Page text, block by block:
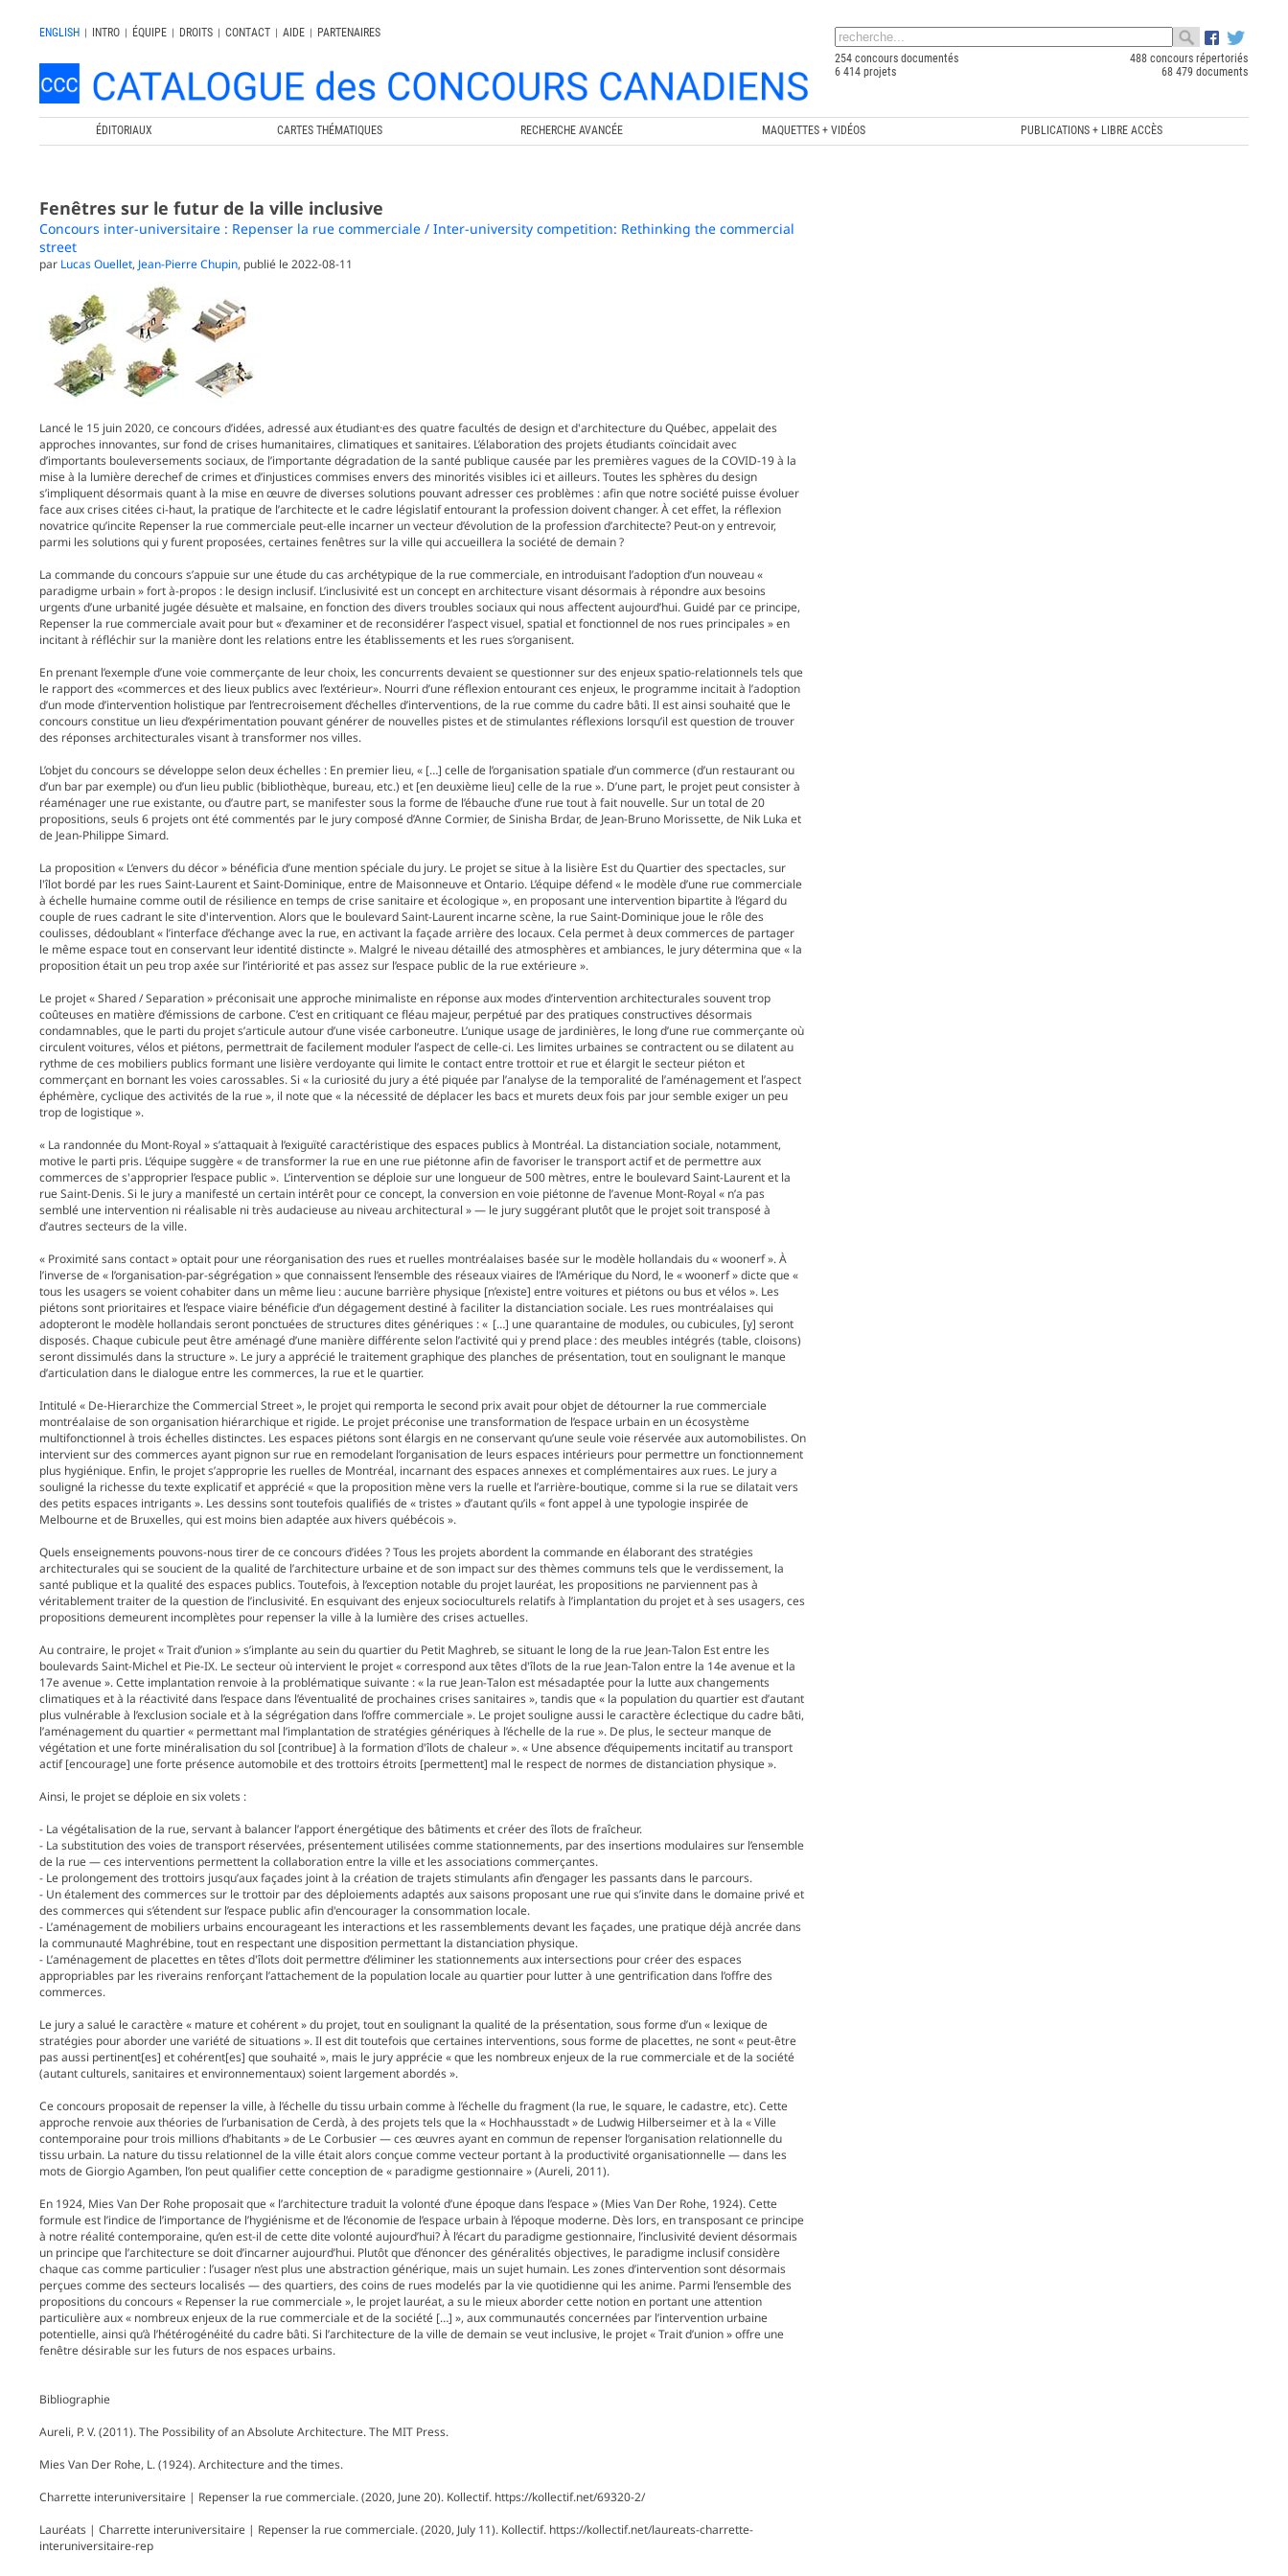
ENGLISH | INTRO | ÉQUIPE | DROITS | CONTACT | AIDE |
PARTENAIRES
254 concours documentés
488 concours répertoriés
6 414 projets
68 479 documents
ÉDITORIAUX CARTES THÉMATIQUES RECHERCHE AVANCÉE MAQUETTES + VIDÉOS PUBLICATIONS + LIBRE ACCÈS
Fenêtres sur le futur de la ville inclusive
Concours inter-universitaire : Repenser la rue commerciale / Inter-university competition: Rethinking the commercial
street
par Lucas Ouellet, Jean-Pierre Chupin, publié le 2022-08-11
Lancé le 15 juin 2020, ce concours d’idées, adressé aux étudiant·es des quatre facultés de design et d'architecture du Québec, appelait des
approches innovantes, sur fond de crises humanitaires, climatiques et sanitaires. L’élaboration des projets étudiants coïncidait avec
d’importants bouleversements sociaux, de l’importante dégradation de la santé publique causée par les premières vagues de la COVID-19 à la
mise à la lumière derechef de crimes et d’injustices commises envers des minorités visibles ici et ailleurs. Toutes les sphères du design
s’impliquent désormais quant à la mise en œuvre de diverses solutions pouvant adresser ces problèmes : afin que notre société puisse évoluer
face aux crises citées ci-haut, la pratique de l’architecte et le cadre législatif entourant la profession doivent changer. À cet effet, la réflexion
novatrice qu’incite Repenser la rue commerciale peut-elle incarner un vecteur d’évolution de la profession d’architecte? Peut-on y entrevoir,
parmi les solutions qui y furent proposées, certaines fenêtres sur la ville qui accueillera la société de demain ?
La commande du concours s’appuie sur une étude du cas archétypique de la rue commerciale, en introduisant l’adoption d’un nouveau «
paradigme urbain » fort à-propos : le design inclusif. L’inclusivité est un concept en architecture visant désormais à répondre aux besoins
urgents d’une urbanité jugée désuète et malsaine, en fonction des divers troubles sociaux qui nous affectent aujourd’hui. Guidé par ce principe,
Repenser la rue commerciale avait pour but « d’examiner et de reconsidérer l’aspect visuel, spatial et fonctionnel de nos rues principales » en
incitant à réfléchir sur la manière dont les relations entre les établissements et les rues s’organisent.
En prenant l’exemple d’une voie commerçante de leur choix, les concurrents devaient se questionner sur des enjeux spatio-relationnels tels que
le rapport des «commerces et des lieux publics avec l’extérieur». Nourri d’une réflexion entourant ces enjeux, le programme incitait à l’adoption
d’un mode d’intervention holistique par l’entrecroisement d’échelles d’interventions, de la rue comme du cadre bâti. Il est ainsi souhaité que le
concours constitue un lieu d’expérimentation pouvant générer de nouvelles pistes et de stimulantes réflexions lorsqu’il est question de trouver
des réponses architecturales visant à transformer nos villes.
L’objet du concours se développe selon deux échelles : En premier lieu, « […] celle de l’organisation spatiale d’un commerce (d’un restaurant ou
d’un bar par exemple) ou d’un lieu public (bibliothèque, bureau, etc.) et [en deuxième lieu] celle de la rue ». D’une part, le projet peut consister à
réaménager une rue existante, ou d’autre part, se manifester sous la forme de l’ébauche d’une rue tout à fait nouvelle. Sur un total de 20
propositions, seuls 6 projets ont été commentés par le jury composé d’Anne Cormier, de Sinisha Brdar, de Jean-Bruno Morissette, de Nik Luka et
de Jean-Philippe Simard.
La proposition « L’envers du décor » bénéficia d’une mention spéciale du jury. Le projet se situe à la lisière Est du Quartier des spectacles, sur
l'îlot bordé par les rues Saint-Laurent et Saint-Dominique, entre de Maisonneuve et Ontario. L’équipe défend « le modèle d’une rue commerciale
à échelle humaine comme outil de résilience en temps de crise sanitaire et écologique », en proposant une intervention bipartite à l’égard du
couple de rues cadrant le site d'intervention. Alors que le boulevard Saint-Laurent incarne scène, la rue Saint-Dominique joue le rôle des
coulisses, dédoublant « l’interface d’échange avec la rue, en activant la façade arrière des locaux. Cela permet à deux commerces de partager
le même espace tout en conservant leur identité distincte ». Malgré le niveau détaillé des atmosphères et ambiances, le jury détermina que « la
proposition était un peu trop axée sur l’intériorité et pas assez sur l’espace public de la rue extérieure ».
Le projet « Shared / Separation » préconisait une approche minimaliste en réponse aux modes d’intervention architecturales souvent trop
coûteuses en matière d’émissions de carbone. C’est en critiquant ce fléau majeur, perpétué par des pratiques constructives désormais
condamnables, que le parti du projet s’articule autour d’une visée carboneutre. L’unique usage de jardinières, le long d’une rue commerçante où
circulent voitures, vélos et piétons, permettrait de facilement moduler l’aspect de celle-ci. Les limites urbaines se contractent ou se dilatent au
rythme de ces mobiliers publics formant une lisière verdoyante qui limite le contact entre trottoir et rue et élargit le secteur piéton et
commerçant en bornant les voies carossables. Si « la curiosité du jury a été piquée par l’analyse de la temporalité de l’aménagement et l’aspect
éphémère, cyclique des activités de la rue », il note que « la nécessité de déplacer les bacs et murets deux fois par jour semble exiger un peu
trop de logistique ».
« La randonnée du Mont-Royal » s’attaquait à l’exiguïté caractéristique des espaces publics à Montréal. La distanciation sociale, notamment,
motive le parti pris. L’équipe suggère « de transformer la rue en une rue piétonne afin de favoriser le transport actif et de permettre aux
commerces de s'approprier l’espace public ». L’intervention se déploie sur une longueur de 500 mètres, entre le boulevard Saint-Laurent et la
rue Saint-Denis. Si le jury a manifesté un certain intérêt pour ce concept, la conversion en voie piétonne de l’avenue Mont-Royal « n’a pas
semblé une intervention ni réalisable ni très audacieuse au niveau architectural » — le jury suggérant plutôt que le projet soit transposé à
d’autres secteurs de la ville.
« Proximité sans contact » optait pour une réorganisation des rues et ruelles montréalaises basée sur le modèle hollandais du « woonerf ». À
l’inverse de « l’organisation-par-ségrégation » que connaissent l’ensemble des réseaux viaires de l’Amérique du Nord, le « woonerf » dicte que «
tous les usagers se voient cohabiter dans un même lieu : aucune barrière physique [n’existe] entre voitures et piétons ou bus et vélos ». Les
piétons sont prioritaires et l’espace viaire bénéficie d’un dégagement destiné à faciliter la distanciation sociale. Les rues montréalaises qui
adopteront le modèle hollandais seront ponctuées de structures dites génériques : « […] une quarantaine de modules, ou cubicules, [y] seront
disposés. Chaque cubicule peut être aménagé d’une manière différente selon l’activité qui y prend place : des meubles intégrés (table, cloisons)
seront dissimulés dans la structure ». Le jury a apprécié le traitement graphique des planches de présentation, tout en soulignant le manque
d’articulation dans le dialogue entre les commerces, la rue et le quartier.
Intitulé « De-Hierarchize the Commercial Street », le projet qui remporta le second prix avait pour objet de détourner la rue commerciale
montréalaise de son organisation hiérarchique et rigide. Le projet préconise une transformation de l’espace urbain en un écosystème
multifonctionnel à trois échelles distinctes. Les espaces piétons sont élargis en ne conservant qu’une seule voie réservée aux automobilistes. On
intervient sur des commerces ayant pignon sur rue en remodelant l’organisation de leurs espaces intérieurs pour permettre un fonctionnement
plus hygiénique. Enfin, le projet s’approprie les ruelles de Montréal, incarnant des espaces annexes et complémentaires aux rues. Le jury a
souligné la richesse du texte explicatif et apprécié « que la proposition mène vers la ruelle et l’arrière-boutique, comme si la rue se dilatait vers
des petits espaces intrigants ». Les dessins sont toutefois qualifiés de « tristes » d’autant qu’ils « font appel à une typologie inspirée de
Melbourne et de Bruxelles, qui est moins bien adaptée aux hivers québécois ».
Quels enseignements pouvons-nous tirer de ce concours d’idées ? Tous les projets abordent la commande en élaborant des stratégies
architecturales qui se soucient de la qualité de l’architecture urbaine et de son impact sur des thèmes communs tels que le verdissement, la
santé publique et la qualité des espaces publics. Toutefois, à l’exception notable du projet lauréat, les propositions ne parviennent pas à
véritablement traiter de la question de l’inclusivité. En esquivant des enjeux socioculturels relatifs à l’implantation du projet et à ses usagers, ces
propositions demeurent incomplètes pour repenser la ville à la lumière des crises actuelles.
Au contraire, le projet « Trait d’union » s’implante au sein du quartier du Petit Maghreb, se situant le long de la rue Jean-Talon Est entre les
boulevards Saint-Michel et Pie-IX. Le secteur où intervient le projet « correspond aux têtes d'îlots de la rue Jean-Talon entre la 14e avenue et la
17e avenue ». Cette implantation renvoie à la problématique suivante : « la rue Jean-Talon est mésadaptée pour la lutte aux changements
climatiques et à la réactivité dans l’espace dans l’éventualité de prochaines crises sanitaires », tandis que « la population du quartier est d’autant
plus vulnérable à l’exclusion sociale et à la ségrégation dans l’offre commerciale ». Le projet souligne aussi le caractère éclectique du cadre bâti,
l’aménagement du quartier « permettant mal l’implantation de stratégies génériques à l’échelle de la rue ». De plus, le secteur manque de
végétation et une forte minéralisation du sol [contribue] à la formation d'îlots de chaleur ». « Une absence d’équipements incitatif au transport
actif [encourage] une forte présence automobile et des trottoirs étroits [permettent] mal le respect de normes de distanciation physique ».
Ainsi, le projet se déploie en six volets :
- La végétalisation de la rue, servant à balancer l’apport énergétique des bâtiments et créer des îlots de fraîcheur.
- La substitution des voies de transport réservées, présentement utilisées comme stationnements, par des insertions modulaires sur l’ensemble
de la rue — ces interventions permettent la collaboration entre la ville et les associations commerçantes.
- Le prolongement des trottoirs jusqu’aux façades joint à la création de trajets stimulants afin d’engager les passants dans le parcours.
- Un étalement des commerces sur le trottoir par des déploiements adaptés aux saisons proposant une rue qui s’invite dans le domaine privé et
des commerces qui s’étendent sur l’espace public afin d'encourager la consommation locale.
- L’aménagement de mobiliers urbains encourageant les interactions et les rassemblements devant les façades, une pratique déjà ancrée dans
la communauté Maghrébine, tout en respectant une disposition permettant la distanciation physique.
- L’aménagement de placettes en têtes d'îlots doit permettre d’éliminer les stationnements aux intersections pour créer des espaces
appropriables par les riverains renforçant l’attachement de la population locale au quartier pour lutter à une gentrification dans l’offre des
commerces.
Le jury a salué le caractère « mature et cohérent » du projet, tout en soulignant la qualité de la présentation, sous forme d’un « lexique de
stratégies pour aborder une variété de situations ». Il est dit toutefois que certaines interventions, sous forme de placettes, ne sont « peut-être
pas aussi pertinent[es] et cohérent[es] que souhaité », mais le jury apprécie « que les nombreux enjeux de la rue commerciale et de la société
(autant culturels, sanitaires et environnementaux) soient largement abordés ».
Ce concours proposait de repenser la ville, à l’échelle du tissu urbain comme à l’échelle du fragment (la rue, le square, le cadastre, etc). Cette
approche renvoie aux théories de l’urbanisation de Cerdà, à des projets tels que la « Hochhausstadt » de Ludwig Hilberseimer et à la « Ville
contemporaine pour trois millions d’habitants » de Le Corbusier — ces œuvres ayant en commun de repenser l’organisation relationnelle du
tissu urbain. La nature du tissu relationnel de la ville était alors conçue comme vecteur portant à la productivité organisationnelle — dans les
mots de Giorgio Agamben, l’on peut qualifier cette conception de « paradigme gestionnaire » (Aureli, 2011).
En 1924, Mies Van Der Rohe proposait que « l’architecture traduit la volonté d’une époque dans l’espace » (Mies Van Der Rohe, 1924). Cette
formule est l’indice de l’importance de l’hygiénisme et de l’économie de l’espace urbain à l’époque moderne. Dès lors, en transposant ce principe
à notre réalité contemporaine, qu’en est-il de cette dite volonté aujourd’hui? À l’écart du paradigme gestionnaire, l’inclusivité devient désormais
un principe que l’architecture se doit d’incarner aujourd’hui. Plutôt que d’énoncer des généralités objectives, le paradigme inclusif considère
chaque cas comme particulier : l’usager n’est plus une abstraction générique, mais un sujet humain. Les zones d’intervention sont désormais
perçues comme des secteurs localisés — des quartiers, des coins de rues modelés par la vie quotidienne qui les anime. Parmi l’ensemble des
propositions du concours « Repenser la rue commerciale », le projet lauréat, a su le mieux aborder cette notion en portant une attention
particulière aux « nombreux enjeux de la rue commerciale et de la société […] », aux communautés concernées par l’intervention urbaine
potentielle, ainsi qu’à l’hétérogénéité du cadre bâti. Si l’architecture de la ville de demain se veut inclusive, le projet « Trait d’union » offre une
fenêtre désirable sur les futurs de nos espaces urbains.
Bibliographie
Aureli, P. V. (2011). The Possibility of an Absolute Architecture. The MIT Press.
Mies Van Der Rohe, L. (1924). Architecture and the times.
Charrette interuniversitaire | Repenser la rue commerciale. (2020, June 20). Kollectif. https://kollectif.net/69320-2/
Lauréats | Charrette interuniversitaire | Repenser la rue commerciale. (2020, July 11). Kollectif. https://kollectif.net/laureats-charrette-
interuniversitaire-rep